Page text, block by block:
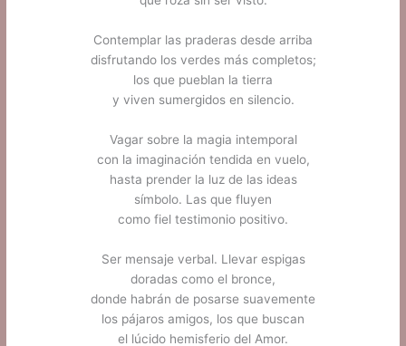
Contemplar las praderas desde arriba
disfrutando los verdes más completos;
los que pueblan la tierra
y viven sumergidos en silencio.
Vagar sobre la magia intemporal
con la imaginación tendida en vuelo,
hasta prender la luz de las ideas
símbolo. Las que fluyen
como fiel testimonio positivo.
Ser mensaje verbal. Llevar espigas
doradas como el bronce,
donde habrán de posarse suavemente
los pájaros amigos, los que buscan
el lúcido hemisferio del Amor.